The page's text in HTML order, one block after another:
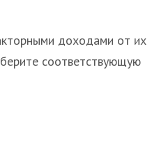
доходами от их
соответствующую